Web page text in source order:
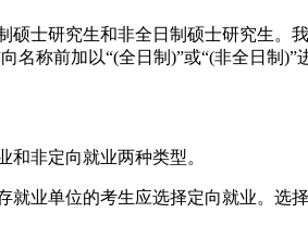
硕士研究生和非全日制硕士研究生。
名称前加以“(全日制)”或“(非全日制)”
和非定向就业两种类型。
就业单位的考生应选择定向就业。选